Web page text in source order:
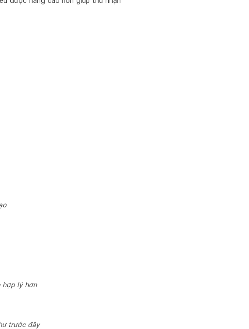
hợp lý hơn
trước đây